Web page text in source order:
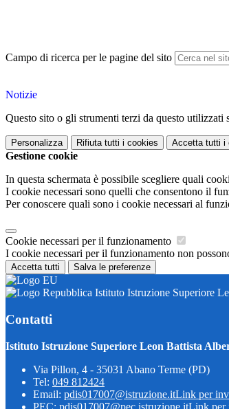
Campo di ricerca per le pagine del sito
Notizie
Questo sito o gli strumenti terzi da questo
Personalizza Rifiuta tutti i cookies Accetta tutti i
Gestione cookie
In questa schermata è possibile scegliere quali
I cookie necessari sono quelli che consentono il
Per conoscere quali sono i cookie necessari al
Cookie necessari per il funzionamento
I cookie necessari per il funzionamento non
Accetta tutti Salva le preferenze
Istituto Istruzione Superiore
Contatti
Istituto Istruzione Superiore Leon Battista
Via Pillon, 4 - 35031 Abano Terme (PD)
Tel: 049 812424
Email: pdis017007@istruzione.itLink per
PEC: pdis017007@pec.istruzione.itLink per